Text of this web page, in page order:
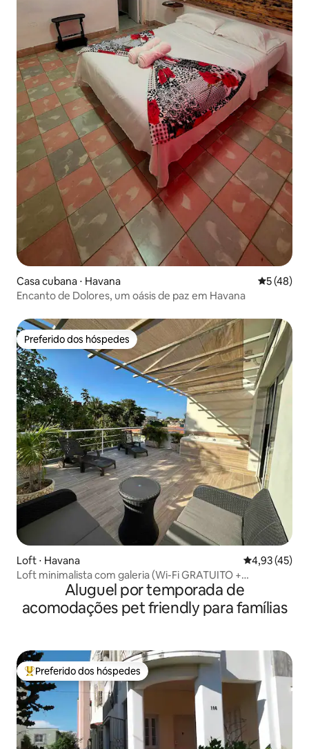
Casa cubana ⋅ Havana 5 de uma
5 (48)
Encanto de Dolores, um oásis de paz em Havana
Preferido dos hóspedes
Preferido dos hóspedes
Loft ⋅ Havana 4,93 de uma
4,93 (45)
Loft minimalista com galeria (Wi-Fi GRATUITO +
estacionamento)Aluguel por temporada de
acomodações pet friendly para famílias
Entre os melhores preferidos dos hóspedes
Preferido dos hóspedes